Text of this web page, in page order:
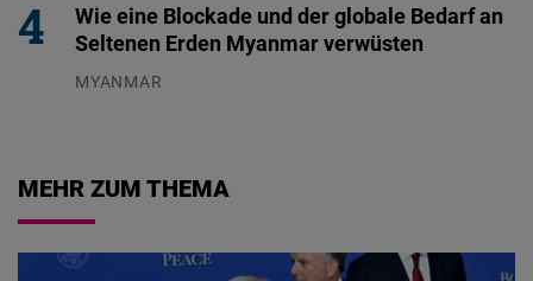
Wie eine Blockade und der globale Bedarf an
Seltenen Erden Myanmar verwüsten
MYANMAR
MEHR ZUM THEMA